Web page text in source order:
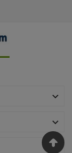


